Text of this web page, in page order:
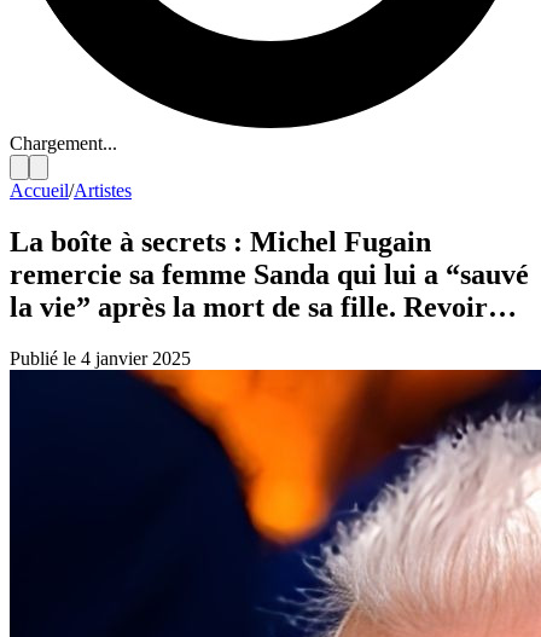
Chargement...
Accueil/Artistes
La boîte à secrets : Michel Fugain
remercie sa femme Sanda qui lui a “sauvé
la vie” après la mort de sa fille. Revoir…
Publié le 4 janvier 2025